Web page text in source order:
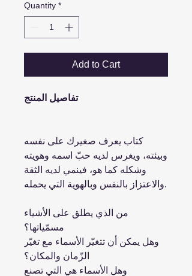
Quantity *
Add to Cart
تفاصيل المنتج
كتاب يعرف صغيرك على نفسه
وبيئته، ويغرس لديه حبّ اسمه وهويته
وشكله كما هو، فينمي لديه الثقة
والاعتزاز بالنفس وبالهوية التي يحمله.
من الذي يطلق على الأشياء
مسمّياتها؟
وهل يمكن أن تتغيّر الأسماء مع تغيّر
الزّمان والمكان؟
وهل الأسماء هي التي تصنع